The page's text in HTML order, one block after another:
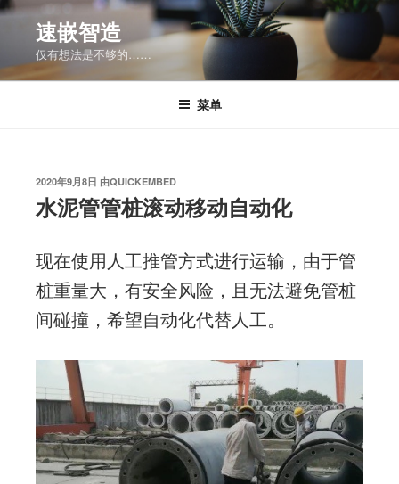
跳
内
速嵌智造
仅有想法是不够的……
菜单
发
于
2020年9月8日 由QUICKEMBED
水泥管管桩滚动移动自动化
现在使用人工推管方式进行运输，由于管
桩重量大，有安全风险，且无法避免管桩
间碰撞，希望自动化代替人工。